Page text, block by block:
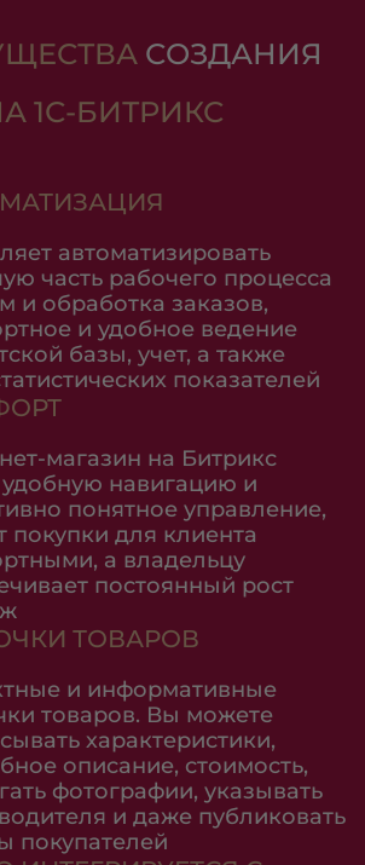
СОЗДАНИЯ
1С-БИТРИКС
автоматизировать
часть рабочего процесса
и обработка заказов,
и удобное ведение
базы, учет, а также
показателей
магазин на Битрикс
навигацию и
понятное управление,
покупки для клиента
а владельцу
постоянный рост
ТОВАРОВ
и информативные
товаров. Вы можете
характеристики,
описание, стоимость,
фотографии, указывать
и даже публиковать
покупателей